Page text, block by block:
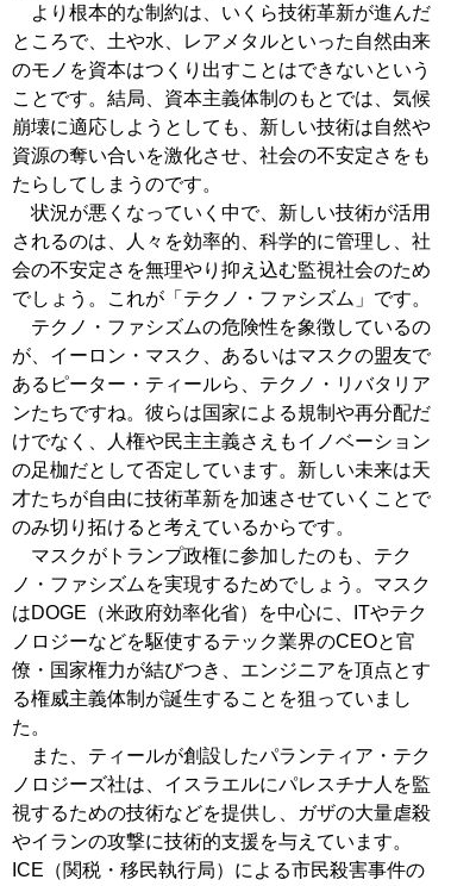
より根本的な制約は、いくら技術革新が進んだ
ところで、土や水、レアメタルといった自然由来
のモノを資本はつくり出すことはできないという
ことです。結局、資本主義体制のもとでは、気候
崩壊に適応しようとしても、新しい技術は自然や
資源の奪い合いを激化させ、社会の不安定さをも
たらしてしまうのです。
状況が悪くなっていく中で、新しい技術が活用
されるのは、人々を効率的、科学的に管理し、社
会の不安定さを無理やり抑え込む監視社会のため
でしょう。これが「テクノ・ファシズム」です。
テクノ・ファシズムの危険性を象徴しているの
が、イーロン・マスク、あるいはマスクの盟友で
あるピーター・ティールら、テクノ・リバタリア
ンたちですね。彼らは国家による規制や再分配だ
けでなく、人権や民主主義さえもイノベーション
の足枷だとして否定しています。新しい未来は天
才たちが自由に技術革新を加速させていくことで
のみ切り拓けると考えているからです。
マスクがトランプ政権に参加したのも、テク
ノ・ファシズムを実現するためでしょう。マスク
はDOGE（米政府効率化省）を中心に、ITやテク
ノロジーなどを駆使するテック業界のCEOと官
僚・国家権力が結びつき、エンジニアを頂点とす
る権威主義体制が誕生することを狙っていまし
た。
また、ティールが創設したパランティア・テク
ノロジーズ社は、イスラエルにパレスチナ人を監
視するための技術などを提供し、ガザの大量虐殺
やイランの攻撃に技術的支援を与えています。
ICE（関税・移民執行局）による市民殺害事件の